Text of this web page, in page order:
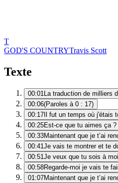
T
GOD'S COUNTRYTravis Scott
Texte
00:01La traduction de milliers
00:06(Paroles à 0 : 17)
00:17 Il fut un temps où j'étais
00:25Est-ce que tu aimes ça ?
00:33Maintenant que je t’ai
00:41Je vais te montrer et te
00:51Je veux que tu sois à
00:58Regarde-moi je vais te
01:07Maintenant que je t’ai